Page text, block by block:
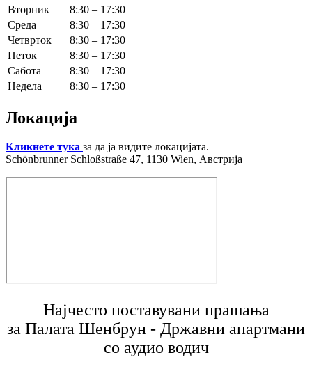
Вторник
8:30 – 17:30
Среда
8:30 – 17:30
Четврток
8:30 – 17:30
Петок
8:30 – 17:30
Сабота
8:30 – 17:30
Недела
8:30 – 17:30
Локација
Кликнете тука за да ја видите локацијата.
Schönbrunner Schloßstraße 47, 1130 Wien, Австрија
Најчесто поставувани прашања
за Палата Шенбрун - Државни апартмани
со аудио водич